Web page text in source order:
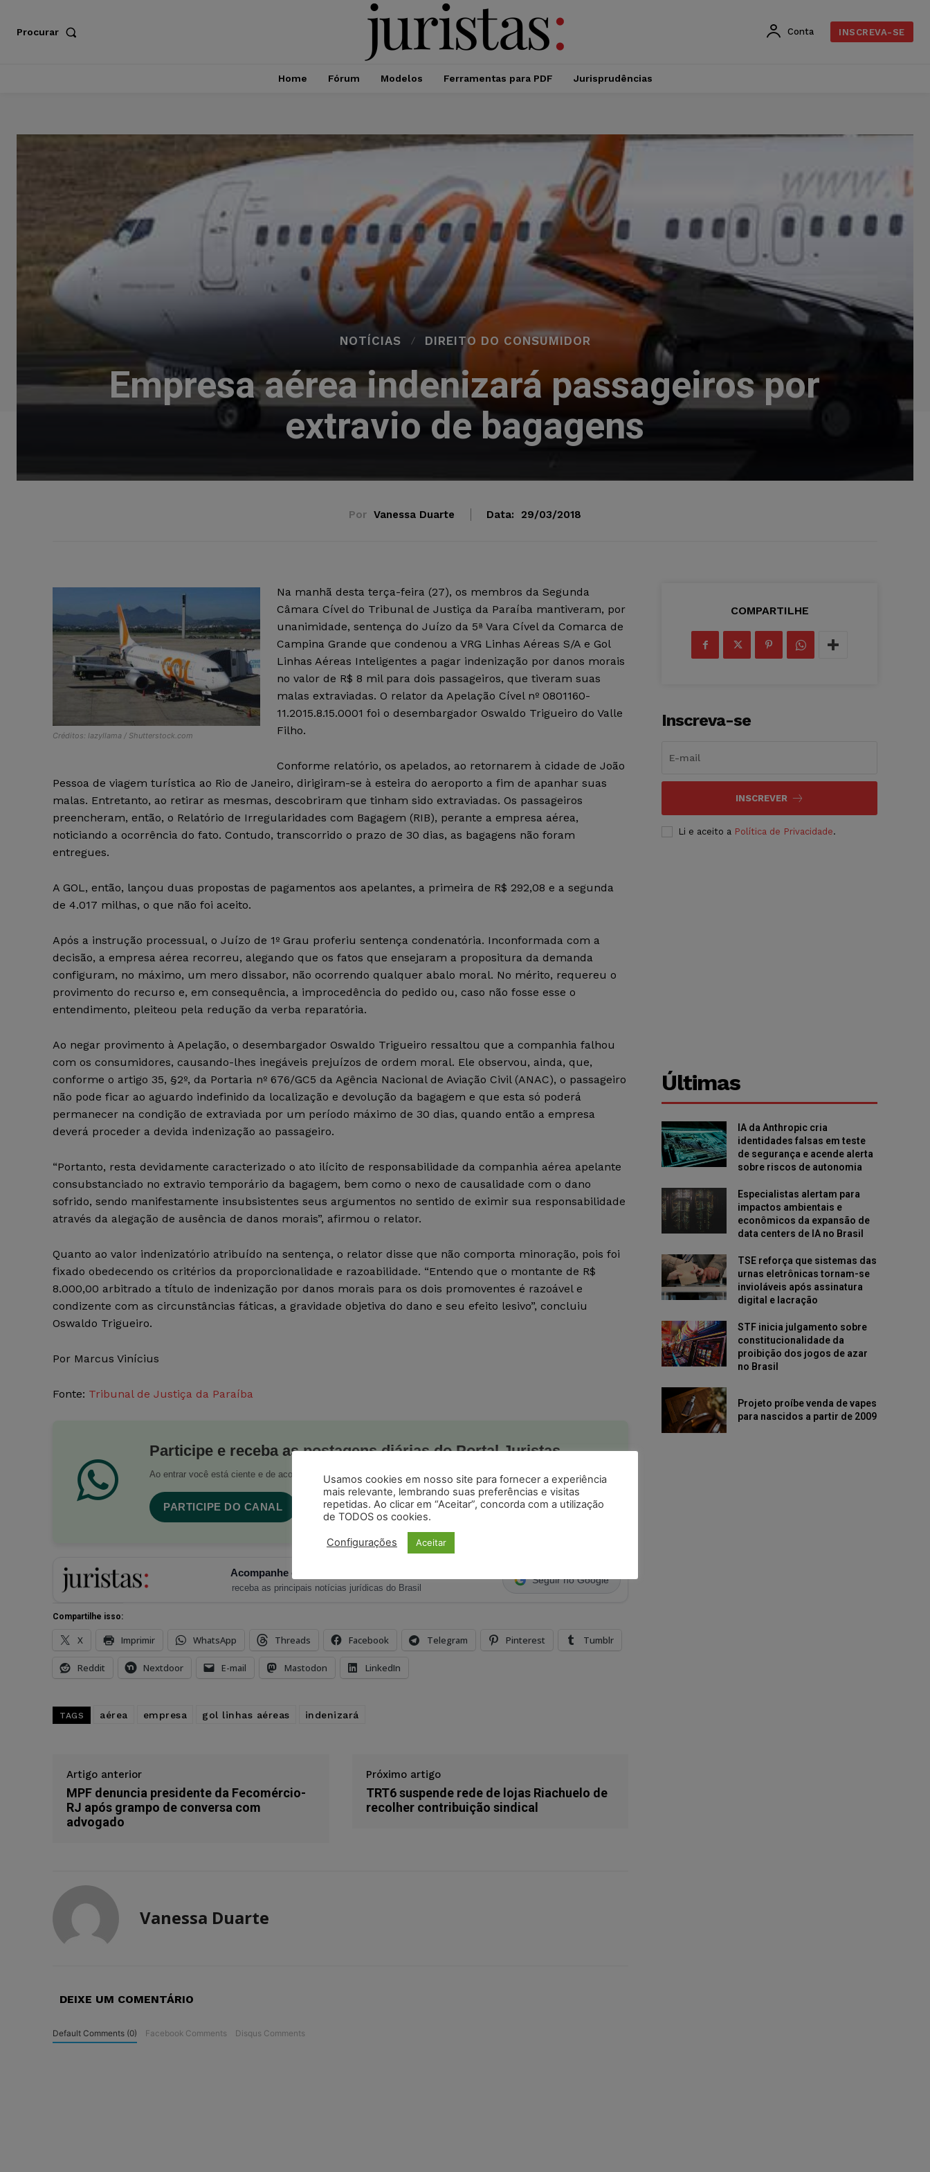
Procurar Conta INSCREVA-SE
Home Fórum Modelos Ferramentas para PDF Jurisprudências
NOTÍCIAS DIREITO DO CONSUMIDOR
Empresa aérea indenizará passageiros por
extravio de bagagens
Por Vanessa Duarte Data: 29/03/2018
Créditos: lazyllama / Shutterstock.com
Na manhã desta terça-feira (27), os membros da Segunda
Câmara Cível do Tribunal de Justiça da Paraíba mantiveram, por
unanimidade, sentença do Juízo da 5ª Vara Cível da Comarca de
Campina Grande que condenou a VRG Linhas Aéreas S/A e Gol
Linhas Aéreas Inteligentes a pagar indenização por danos morais
no valor de R$ 8 mil para dois passageiros, que tiveram suas
malas extraviadas. O relator da Apelação Cível nº 0801160-
11.2015.8.15.0001 foi o desembargador Oswaldo Trigueiro do Valle
Filho.
Conforme relatório, os apelados, ao retornarem à cidade de João
Pessoa de viagem turística ao Rio de Janeiro, dirigiram-se à esteira do aeroporto a fim de apanhar suas
malas. Entretanto, ao retirar as mesmas, descobriram que tinham sido extraviadas. Os passageiros
preencheram, então, o Relatório de Irregularidades com Bagagem (RIB), perante a empresa aérea,
noticiando a ocorrência do fato. Contudo, transcorrido o prazo de 30 dias, as bagagens não foram
entregues.
A GOL, então, lançou duas propostas de pagamentos aos apelantes, a primeira de R$ 292,08 e a segunda
de 4.017 milhas, o que não foi aceito.
Após a instrução processual, o Juízo de 1º Grau proferiu sentença condenatória. Inconformada com a
decisão, a empresa aérea recorreu, alegando que os fatos que ensejaram a propositura da demanda
configuram, no máximo, um mero dissabor, não ocorrendo qualquer abalo moral. No mérito, requereu o
provimento do recurso e, em consequência, a improcedência do pedido ou, caso não fosse esse o
entendimento, pleiteou pela redução da verba reparatória.
Ao negar provimento à Apelação, o desembargador Oswaldo Trigueiro ressaltou que a companhia falhou
com os consumidores, causando-lhes inegáveis prejuízos de ordem moral. Ele observou, ainda, que,
conforme o artigo 35, §2º, da Portaria nº 676/GC5 da Agência Nacional de Aviação Civil (ANAC), o passageiro
não pode ficar ao aguardo indefinido da localização e devolução da bagagem e que esta só poderá
permanecer na condição de extraviada por um período máximo de 30 dias, quando então a empresa
deverá proceder a devida indenização ao passageiro.
“Portanto, resta devidamente caracterizado o ato ilícito de responsabilidade da companhia aérea apelante
consubstanciado no extravio temporário da bagagem, bem como o nexo de causalidade com o dano
sofrido, sendo manifestamente insubsistentes seus argumentos no sentido de eximir sua responsabilidade
através da alegação de ausência de danos morais”, afirmou o relator.
Quanto ao valor indenizatório atribuído na sentença, o relator disse que não comporta minoração, pois foi
fixado obedecendo os critérios da proporcionalidade e razoabilidade. “Entendo que o montante de R$
8.000,00 arbitrado a título de indenização por danos morais para os dois promoventes é razoável e
condizente com as circunstâncias fáticas, a gravidade objetiva do dano e seu efeito lesivo”, concluiu
Oswaldo Trigueiro.
Por Marcus Vinícius
Fonte: Tribunal de Justiça da Paraíba
Participe e receba as postagens diárias do Portal Juristas.
Ao entrar você está ciente e de acordo com os termos de uso do Whatsapp.
PARTICIPE DO CANAL
Acompanhe o Juristas no Google News
receba as principais notícias jurídicas do Brasil
Seguir no Google
Compartilhe isso:
X Imprimir WhatsApp Threads Facebook Telegram Pinterest Tumblr
Reddit Nextdoor E-mail Mastodon LinkedIn
TAGS aérea empresa gol linhas aéreas indenizará
Artigo anterior
MPF denuncia presidente da Fecomércio-
RJ após grampo de conversa com
advogado
Próximo artigo
TRT6 suspende rede de lojas Riachuelo de
recolher contribuição sindical
Vanessa Duarte
DEIXE UM COMENTÁRIO
Default Comments (0) Facebook Comments Disqus Comments
COMPARTILHE
Inscreva-se
INSCREVER
Li e aceito a Política de Privacidade.
Últimas
IA da Anthropic cria
identidades falsas em teste
de segurança e acende alerta
sobre riscos de autonomia
Especialistas alertam para
impactos ambientais e
econômicos da expansão de
data centers de IA no Brasil
TSE reforça que sistemas das
urnas eletrônicas tornam-se
invioláveis após assinatura
digital e lacração
STF inicia julgamento sobre
constitucionalidade da
proibição dos jogos de azar
no Brasil
Projeto proíbe venda de vapes
para nascidos a partir de 2009
Usamos cookies em nosso site para fornecer a experiência
mais relevante, lembrando suas preferências e visitas
repetidas. Ao clicar em “Aceitar”, concorda com a utilização
de TODOS os cookies.
Configurações Aceitar